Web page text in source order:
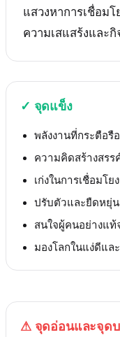
แสวงหาการเชื่อม
ความเสแสร้งและกิ
✓ จุดแข็ง
พลังงานที่กระตือรื
ความคิดสร้างสร
เก่งในการเชื่อมโย
ปรับตัวและยืดหยุ่น
สนใจผู้คนอย่างแท้
มองโลกในแง่ดีแล
⚠ จุดอ่อนและจุด